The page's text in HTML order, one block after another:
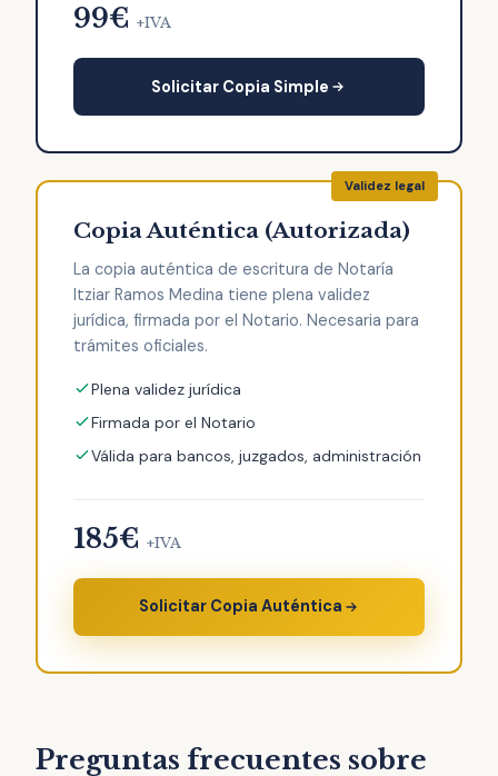
99€ +IVA
Solicitar Copia Simple
Copia Auténtica (Autorizada)
La copia auténtica de escritura de Notaría
Itziar Ramos Medina tiene plena validez
jurídica, firmada por el Notario. Necesaria para
trámites oficiales.
Plena validez jurídica
Firmada por el Notario
Válida para bancos, juzgados, administración
185€ +IVA
Solicitar Copia Auténtica
Preguntas frecuentes sobre